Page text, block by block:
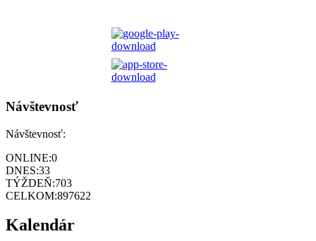
Návštevnosť
Návštevnosť:
ONLINE:0
DNES:33
TÝŽDEŇ:703
CELKOM:897622
Kalendár